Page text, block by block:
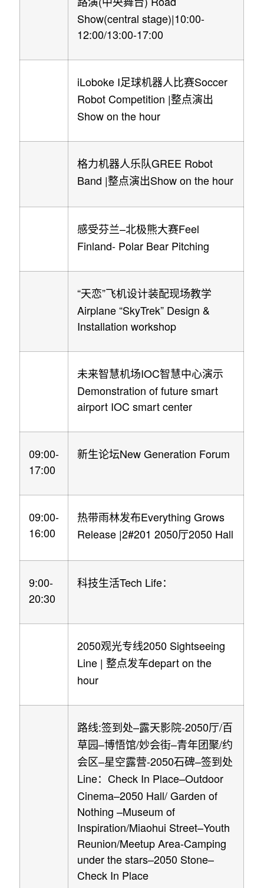
Show(central stage)|10:00-
12:00/13:00-17:00
iLoboke I足球机器人比赛Soccer
Robot Competition |整点演出
Show on the hour
格力机器人乐队GREE Robot
Band |整点演出Show on the hour
感受芬兰–北极熊大赛Feel
Finland- Polar Bear Pitching
“天恋”飞机设计装配现场教学
Airplane “SkyTrek” Design &
Installation workshop
未来智慧机场IOC智慧中心演示
Demonstration of future smart
airport IOC smart center
09:00-
17:00
新生论坛New Generation Forum
09:00-
16:00
热带雨林发布Everything Grows
Release |2#201 2050厅2050 Hall
9:00-
20:30
科技生活Tech Life：
2050观光专线2050 Sightseeing
Line | 整点发车depart on the
hour
路线:签到处–露天影院-2050厅/百
草园–博悟馆/妙会街–青年团聚/约
会区–星空露营-2050石碑–签到处
Line：Check In Place–Outdoor
Cinema–2050 Hall/ Garden of
Nothing –Museum of
Inspiration/Miaohui Street–Youth
Reunion/Meetup Area-Camping
under the stars–2050 Stone–
Check In Place